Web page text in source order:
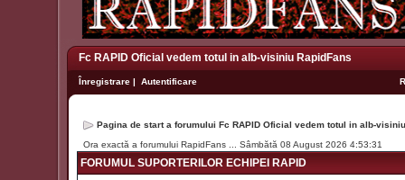
Fc RAPID Oficial vedem totul in alb-visiniu RapidFans
Înregistrare | Autentificare
Pagina de start a forumului Fc RAPID Oficial vedem totul in alb-
Ora exactă a forumului RapidFans ... Sâmbătă 08 August 2026 4:53:31
FORUMUL SUPORTERILOR ECHIPEI RAPID